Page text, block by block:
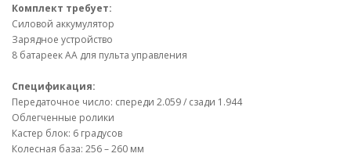
Комплект требует:
Силовой аккумулятор
Зарядное устройство
8 батареек АА для пульта управления
Спецификация:
Передаточное число: спереди 2.059 / сзади 1.944
Облегченные ролики
Кастер блок: 6 градусов
Колесная база: 256 – 260 мм